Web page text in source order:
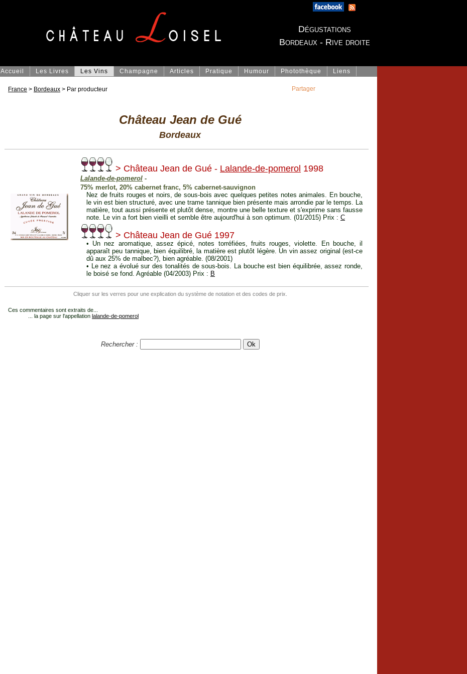
Dégustations
Bordeaux - Rive droite
Accueil Les Livres Les Vins Champagne Articles Pratique Humour Photothèque Liens
France > Bordeaux > Par producteur
Château Jean de Gué
Bordeaux
> Château Jean de Gué - Lalande-de-pomerol 1998
Lalande-de-pomerol -
75% merlot, 20% cabernet franc, 5% cabernet-sauvignon
Nez de fruits rouges et noirs, de sous-bois avec quelques petites notes animales. En bouche,
le vin est bien structuré, avec une trame tannique bien présente mais arrondie par le temps. La
matière, tout aussi présente et plutôt dense, montre une belle texture et s'exprime sans fausse
note. Le vin a fort bien vieilli et semble être aujourd'hui à son optimum. (01/2015) Prix : C
> Château Jean de Gué 1997
• Un nez aromatique, assez épicé, notes torréfiées, fruits rouges, violette. En bouche, il
apparaît peu tannique, bien équilibré, la matière est plutôt légère. Un vin assez original (est-ce
dû aux 25% de malbec?), bien agréable. (08/2001)
• Le nez a évolué sur des tonalités de sous-bois. La bouche est bien équilibrée, assez ronde,
le boisé se fond. Agréable (04/2003) Prix : B
Cliquer sur les verres pour une explication du système de notation et des codes de prix.
Ces commentaires sont extraits de...
... la page sur l'appellation lalande-de-pomerol
Rechercher :
Partager